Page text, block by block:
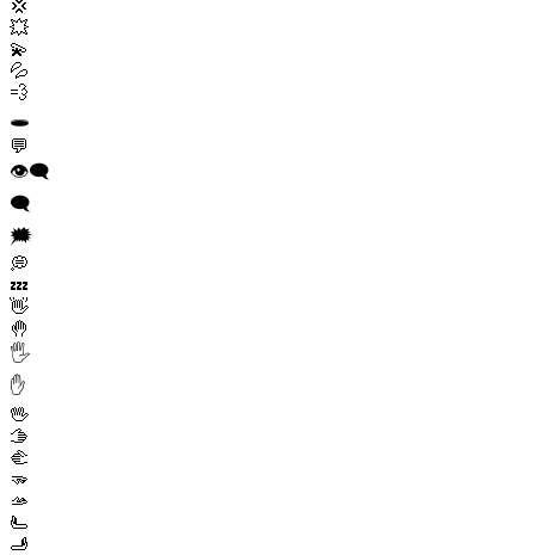
💢
💥
💫
💦
💨
🕳️
💬
👁️‍🗨️
🗨️
🗯️
💭
💤
👋
🤚
🖐️
✋
🖖
🫱
🫲
🫳
🫴
🫷
🫸